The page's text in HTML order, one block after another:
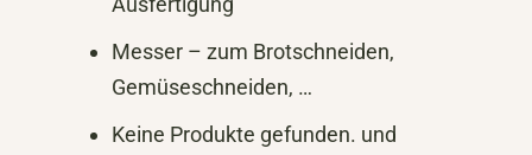
Messer – zum Brotschneiden,
Gemüseschneiden, …
Keine Produkte gefunden. und